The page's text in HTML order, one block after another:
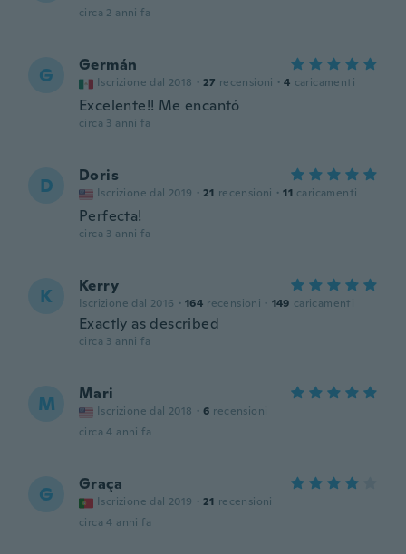
circa 2 anni fa
G Germán
Iscrizione dal 2018 · 27 recensioni · 4 caricamenti
Excelente!! Me encantó
circa 3 anni fa
D Doris
Iscrizione dal 2019 · 21 recensioni · 11 caricamenti
Perfecta!
circa 3 anni fa
K Kerry
Iscrizione dal 2016 · 164 recensioni · 149 caricamenti
Exactly as described
circa 3 anni fa
M Mari
Iscrizione dal 2018 · 6 recensioni
circa 4 anni fa
G Graça
Iscrizione dal 2019 · 21 recensioni
circa 4 anni fa